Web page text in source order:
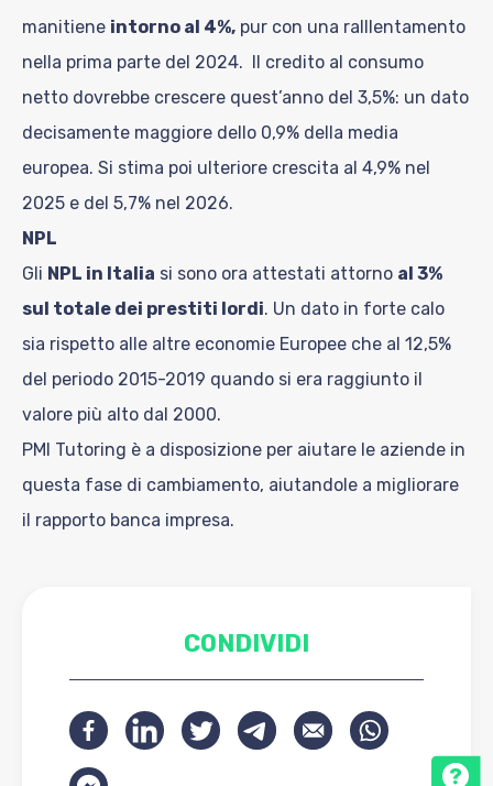
CONDIVIDI
manitiene intorno al 4%, pur con una ralllentamento
nella prima parte del 2024. Il credito al consumo
netto dovrebbe crescere quest’anno del 3,5%: un dato
decisamente maggiore dello 0,9% della media
europea. Si stima poi ulteriore crescita al 4,9% nel
2025 e del 5,7% nel 2026.
NPL
Gli NPL in Italia si sono ora attestati attorno al 3%
sul totale dei prestiti lordi. Un dato in forte calo
sia rispetto alle altre economie Europee che al 12,5%
del periodo 2015-2019 quando si era raggiunto il
valore più alto dal 2000.
PMI Tutoring è a disposizione per aiutare le aziende in
questa fase di cambiamento, aiutandole a migliorare
il rapporto banca impresa.